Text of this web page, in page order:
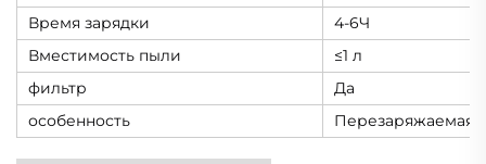
Время зарядки
4-6Ч
Вместимость пыли
≤1 л
фильтр
Да
особенность
Перезаряжаемая